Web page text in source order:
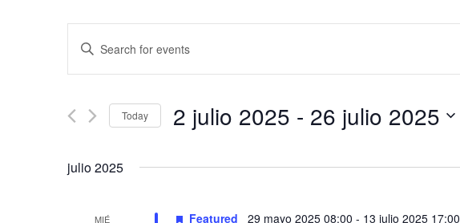
Events
Search
and
Views
Navigation
Enter
Keyword.
Search
Events
Today 2 julio 2025 - 26 julio 2025
julio 2025
MIÉ Featured 29 mayo 2025 08:00 - 13 julio 2025 17:00